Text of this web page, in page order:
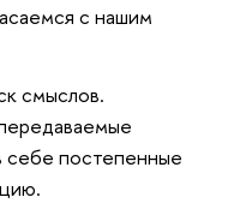
с нашим
смыслов.
себе постепенные